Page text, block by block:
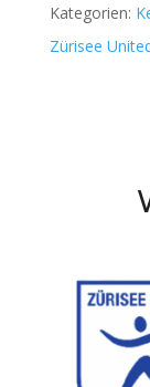
Kategorien:
Zürisee